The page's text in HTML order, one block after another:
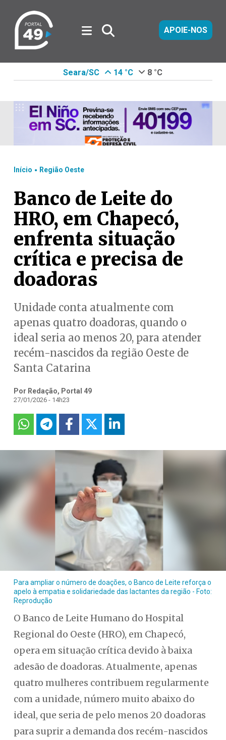
APOIE-NOS
Seara/SC 14 °C 8 °C
Início . Região Oeste
Banco de Leite do
HRO, em Chapecó,
enfrenta situação
crítica e precisa de
doadoras
Unidade conta atualmente com
apenas quatro doadoras, quando o
ideal seria ao menos 20, para atender
recém-nascidos da região Oeste de
Santa Catarina
Por Redação, Portal 49
27/01/2026 - 14h23
Para ampliar o número de doações, o Banco de Leite reforça o
apelo à empatia e solidariedade das lactantes da região - Foto:
Reprodução
O Banco de Leite Humano do Hospital
Regional do Oeste (HRO), em Chapecó,
opera em situação crítica devido à baixa
adesão de doadoras. Atualmente, apenas
quatro mulheres contribuem regularmente
com a unidade, número muito abaixo do
ideal, que seria de pelo menos 20 doadoras
para suprir a demanda dos recém-nascidos